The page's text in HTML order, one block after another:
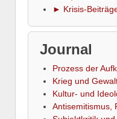
► Krisis-
Journal
Prozess der
Krieg und
Kultur- und
Antisemitismus,